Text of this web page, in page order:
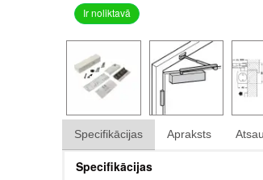
Ir noliktavā
Specifikācijas Apraksts
Specifikācijas